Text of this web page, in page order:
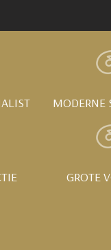
MODERNE
GROTE